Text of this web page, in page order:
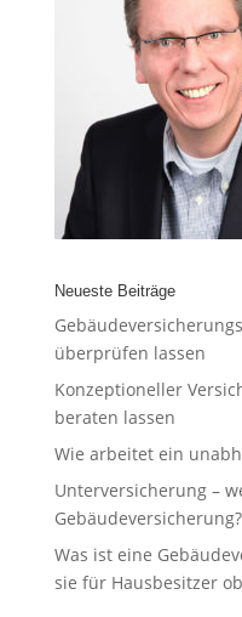
Neueste Beiträge
überprüfen lassen
Konzeptioneller
beraten lassen
Wie arbeitet ein
Unterversicherung –
Gebäudeversicherung?
Was ist eine
sie für Hausbesitzer